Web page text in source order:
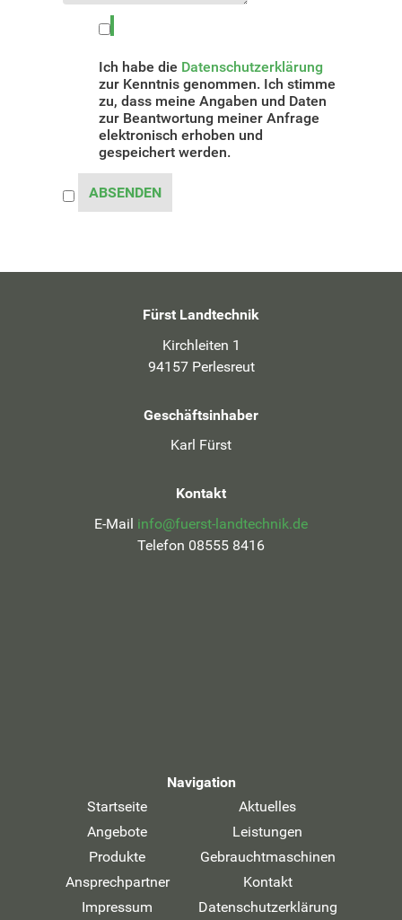
Ich habe die Datenschutzerklärung
zur Kenntnis genommen. Ich stimme
zu, dass meine Angaben und Daten
zur Beantwortung meiner Anfrage
elektronisch erhoben und
gespeichert werden.
ABSENDEN
Fürst Landtechnik
Kirchleiten 1
94157 Perlesreut
Geschäftsinhaber
Karl Fürst
Kontakt
E-Mail info@fuerst-landtechnik.de
Telefon 08555 8416
Navigation
Startseite
Aktuelles
Angebote
Leistungen
Produkte
Gebrauchtmaschinen
Ansprechpartner
Kontakt
Impressum
Datenschutzerklärung